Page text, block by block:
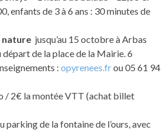
enfants de 3 à 6 ans : 30 minutes de
nature jusqu’au 15 octobre à Arbas
départ de la place de la Mairie. 6
: opyrenees.frou 05 61 94
/ 2€ la montée VTT (achat billet
de la fontaine de l’ours, avec